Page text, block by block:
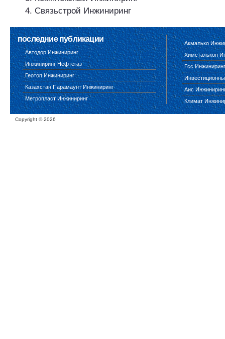
Связьстрой Инжиниринг
последние публикации
Автодор Инжиниринг
Инжиниринг Нефтегаз
Геотоп Инжиниринг
Казахстан Парамаунт Инжиниринг
Метропласт Инжиниринг
Акмалько
Химсталькон
Гсс Инжиниринг
Аис
Климат
Copyright ©2026